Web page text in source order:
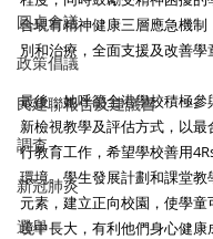
圓桌會議
政策倡議
民建聯報告及建議書
調查
新冠肺炎
選舉
合現有精神健康三層應急機
別和治療，全面支援及改善學
最後，她呼籲全港學校積極
新檢視教學及評估方式，以最
行教育工作，希望學校善用
環境、學生發展計劃和課堂教
元素，建立正向校園，使學
境中長大，有利他們身心健康